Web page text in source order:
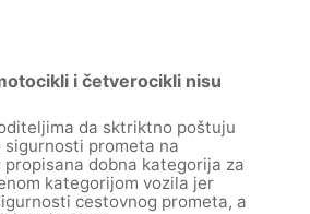
i četverocikli nisu
da sktriktno poštuju
sigurnosti prometa na
dobna kategorija za
kategorijom vozila jer
cestovnog prometa, a